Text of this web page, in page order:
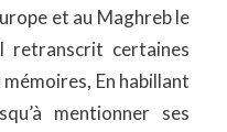
et au Maghreb le
retranscrit certaines
En habillant
mentionner ses